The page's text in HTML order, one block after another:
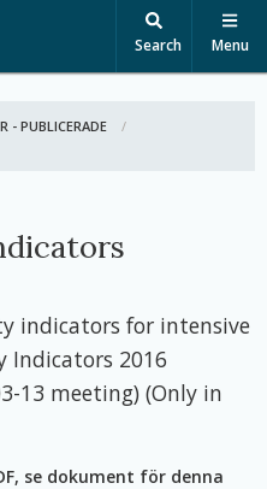
Search Menu
- PUBLICERADE
indicators for intensive
Indicators 2016
13 meeting) (Only in
se dokument för denna